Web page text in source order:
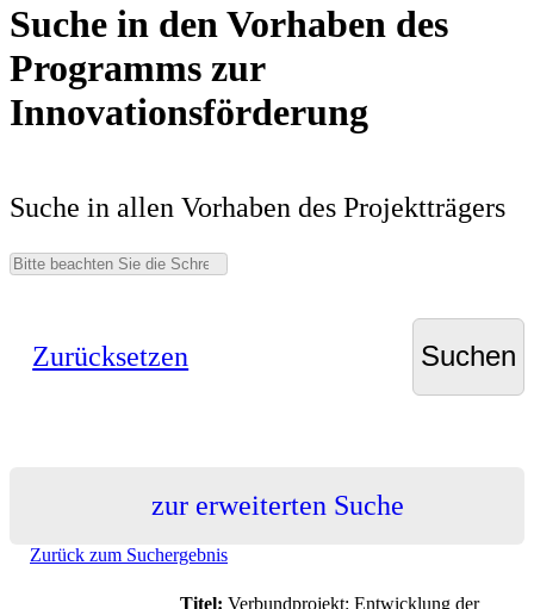
Suche in den Vorhaben des
Programms zur
Innovationsförderung
Suche in allen Vorhaben des Projektträgers
Zurücksetzen
zur erweiterten Suche
Zurück zum Suchergebnis
Titel: Verbundprojekt: Entwicklung der